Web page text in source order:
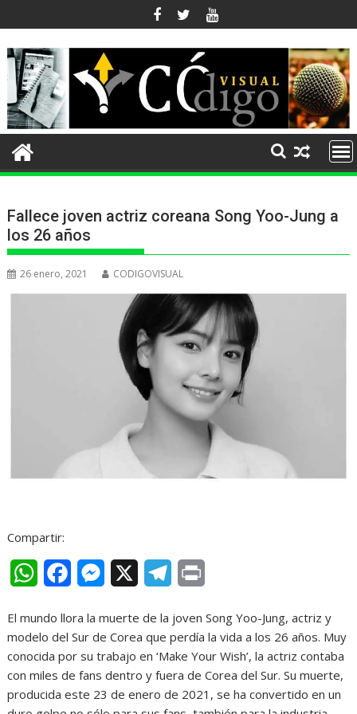
al
contenido
Fallece joven actriz coreana Song Yoo-Jung a
los 26 años
26 enero, 2021 CODIGOVISUAL
Compartir:
W
a
t
s
A
c
e
b
o
M
s
s
e
n
l
e
g
r
i
n
t
El mundo llora la muerte de la joven Song Yoo-Jung, actriz y
modelo del Sur de Corea que perdía la vida a los 26 años. Muy
conocida por su trabajo en ‘Make Your Wish’, la actriz contaba
con miles de fans dentro y fuera de Corea del Sur. Su muerte,
producida este 23 de enero de 2021, se ha convertido en un